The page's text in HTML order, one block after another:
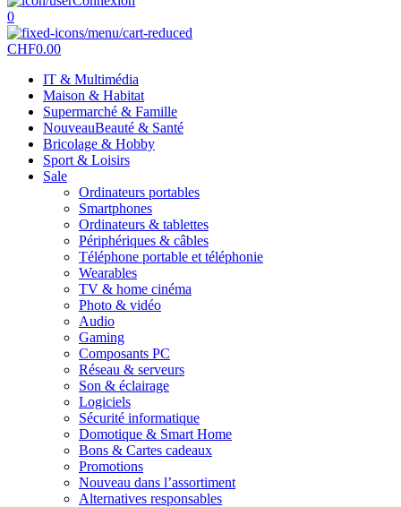
0
CHF0.00
IT & Multimédia
Maison & Habitat
Supermarché & Famille
NouveauBeauté & Santé
Bricolage & Hobby
Sport & Loisirs
Sale
Ordinateurs portables
Smartphones
Ordinateurs & tablettes
Périphériques & câbles
Téléphone portable et téléphonie
Wearables
TV & home cinéma
Photo & vidéo
Audio
Gaming
Composants PC
Réseau & serveurs
Son & éclairage
Logiciels
Sécurité informatique
Domotique & Smart Home
Bons & Cartes cadeaux
Promotions
Nouveau dans l’assortiment
Alternatives responsables